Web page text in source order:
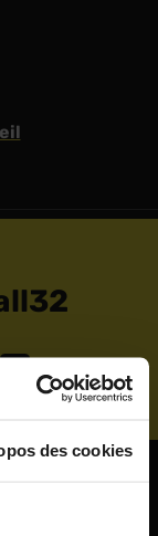
des cookies